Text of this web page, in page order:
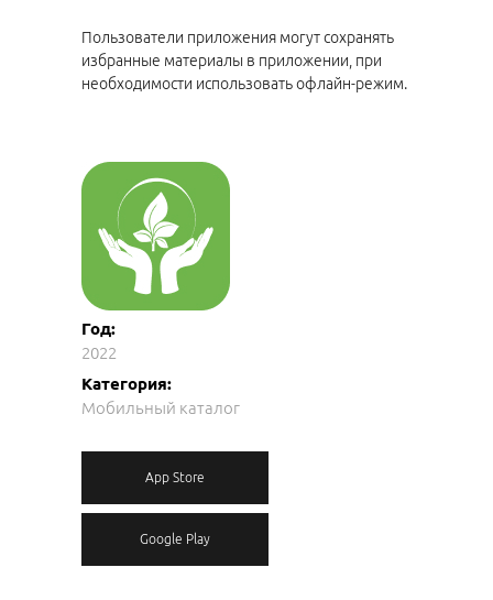
Пользователи приложения могут сохранять
избранные материалы в приложении, при
необходимости использовать офлайн-режим.
Год:
2022
Категория:
Мобильный каталог
App Store
Google Play